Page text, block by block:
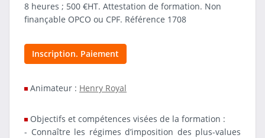
8 heures ; 500 €HT. Attestation de formation. Non
finançable OPCO ou CPF. Référence 1708
Inscription. Paiement
Animateur : Henry Royal
Objectifs et compétences visées de la formation :
- Connaître les régimes d’imposition des plus-values